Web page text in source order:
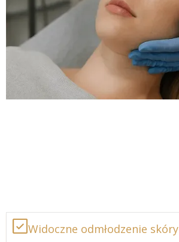
Widoczne odmłodzenie skóry